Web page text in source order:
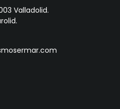
Valladolid.